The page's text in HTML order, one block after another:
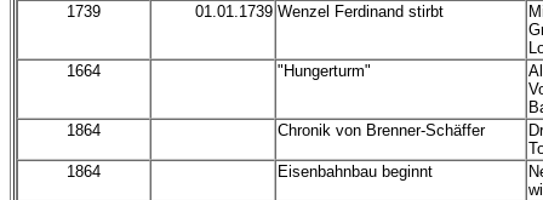
1739
01.01.1739 Wenzel Ferdinand stirbt
1664
"Hungerturm"
1864
Chronik von Brenner-Schäffer
1864
Eisenbahnbau beginnt